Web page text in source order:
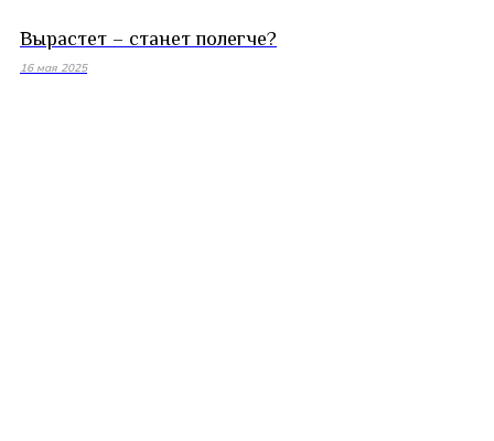
Вырастет – станет полегче?
16 мая 2025